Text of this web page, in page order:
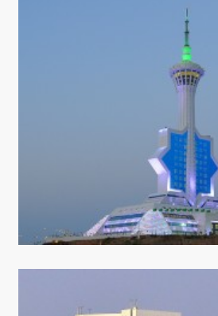
土库曼斯坦
领事服务
联系我们